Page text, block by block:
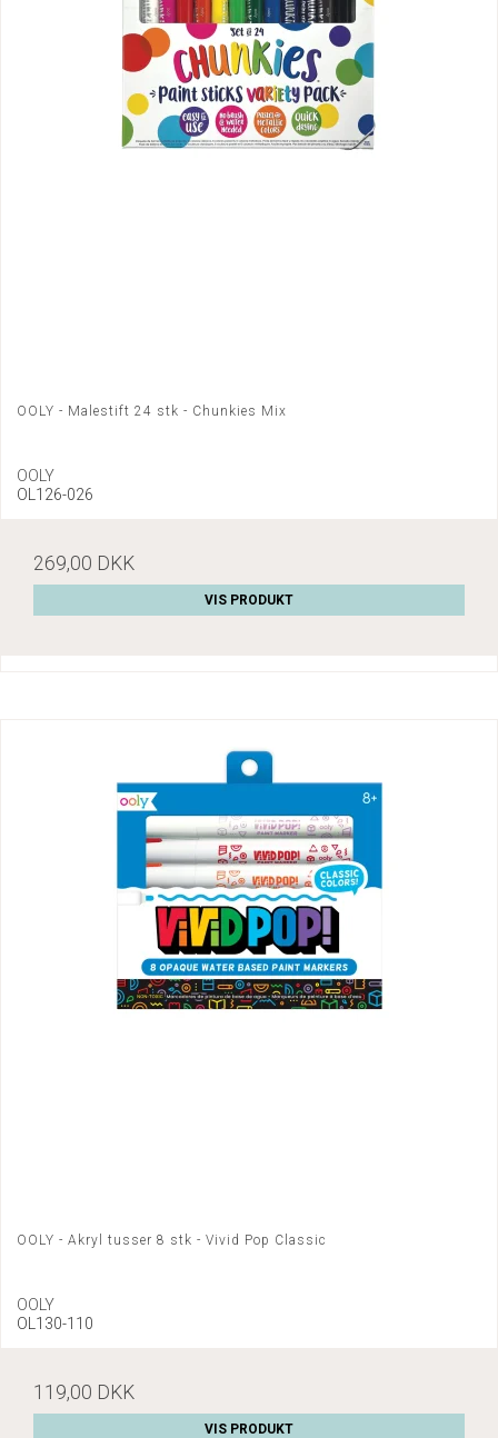
OOLY - Malestift 24 stk - Chunkies Mix
OOLY
OL126-026
269,00 DKK
VIS PRODUKT
OOLY - Akryl tusser 8 stk - Vivid Pop Classic
OOLY
OL130-110
119,00 DKK
VIS PRODUKT